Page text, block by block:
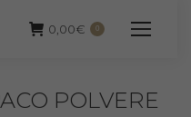
0,00€ 0
POLVERE